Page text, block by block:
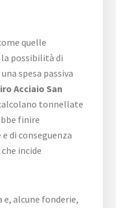
quelle
possibilità di
spesa passiva
Acciaio San
tonnellate
finire
di conseguenza
incide
alcune fonderie,